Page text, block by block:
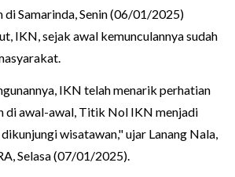
di Samarinda, Senin (06/01/2025)
IKN, sejak awal kemunculannya sudah
IKN telah menarik perhatian
di awal-awal, Titik Nol IKN menjadi
wisatawan," ujar Lanang Nala,
Selasa (07/01/2025).